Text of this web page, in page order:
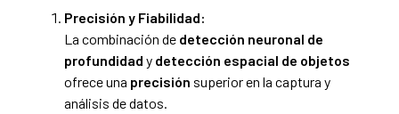
Precisión y Fiabilidad:
La combinación de detección neuronal de
profundidad y detección espacial de objetos
ofrece una precisión superior en la captura y
análisis de datos.